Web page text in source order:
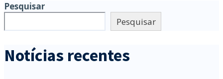
Pesquisar
Pesquisar
Notícias recentes